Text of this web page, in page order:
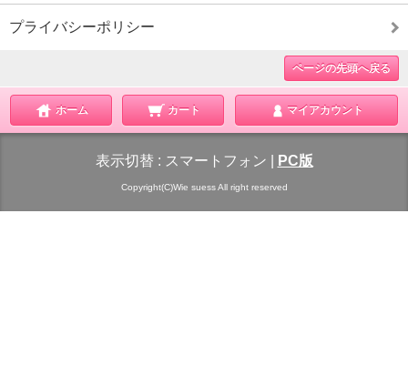
プライバシーポリシー
ページの先頭へ戻る
ホーム カート マイアカウント
表示切替 : スマートフォン PC版
Copyright(C)Wie suess All right reserved